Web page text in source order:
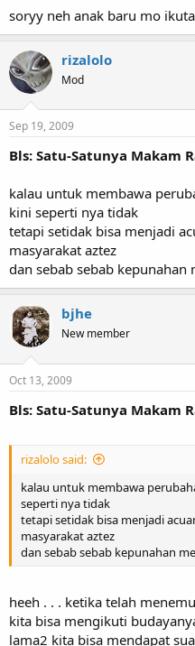
soryy neh anak baru mo
rizalolo
Mod
Sep 19, 2009
Bls: Satu-Satunya Makam
kalau untuk membawa
kini seperti nya tidak
tetapi setidak bisa menjadi
masyarakat aztez
dan sebab sebab kepunahan
bjhe
New member
Oct 13, 2009
Bls: Satu-Satunya Makam
rizalolo said:
kalau untuk membawa
seperti nya tidak
tetapi setidak bisa menjadi
masyarakat aztez
dan sebab sebab kepunahan
heeh . . . ketika telah
kita bisa mengikuti
lama2 kita bisa mendapat